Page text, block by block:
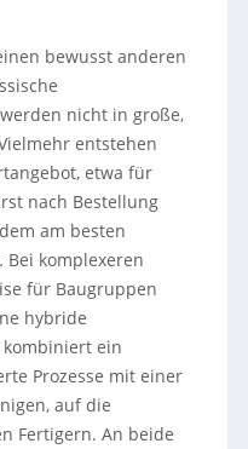
bewusst anderen
nicht in große,
entstehen
etwa für
nach Bestellung
am besten
Bei komplexeren
für Baugruppen
hybride
ein
Prozesse mit einer
auf die
Fertigern. An beide